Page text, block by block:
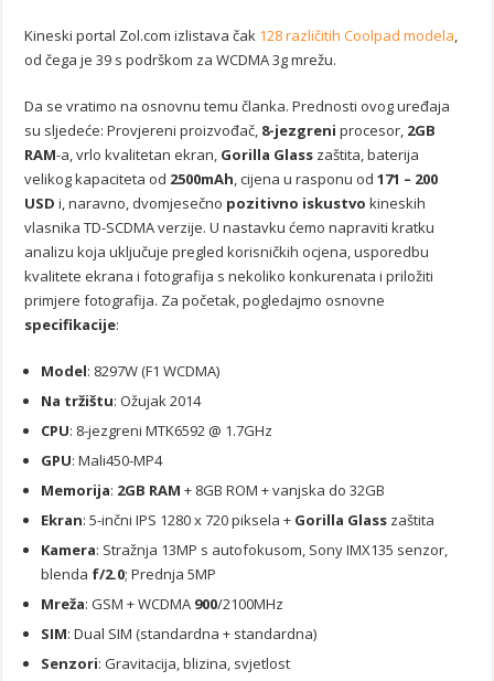
Kineski portal Zol.com izlistava čak 128 različitih Coolpad modela,
od čega je 39 s podrškom za WCDMA 3g mrežu.
Da se vratimo na osnovnu temu članka. Prednosti ovog uređaja
su sljedeće: Provjereni proizvođač, 8-jezgreni procesor, 2GB
RAM-a, vrlo kvalitetan ekran, Gorilla Glass zaštita, baterija
velikog kapaciteta od 2500mAh, cijena u rasponu od171 – 200
USD i, naravno, dvomjesečno pozitivno iskustvo kineskih
vlasnika TD-SCDMA verzije. U nastavku ćemo napraviti kratku
analizu koja uključuje pregled korisničkih ocjena, usporedbu
kvalitete ekrana i fotografija s nekoliko konkurenata i priložiti
primjere fotografija. Za početak, pogledajmo osnovne
specifikacije:
Model: 8297W (F1 WCDMA)
Na tržištu: Ožujak 2014
CPU: 8-jezgreni MTK6592 @ 1.7GHz
GPU: Mali450-MP4
Memorija: 2GB RAM + 8GB ROM + vanjska do 32GB
Ekran: 5-inčni IPS 1280 x 720 piksela + Gorilla Glass zaštita
Kamera: Stražnja 13MP s autofokusom, Sony IMX135 senzor,
blenda f/2.0; Prednja 5MP
Mreža: GSM + WCDMA 900/2100MHz
SIM: Dual SIM (standardna + standardna)
Senzori: Gravitacija, blizina, svjetlost